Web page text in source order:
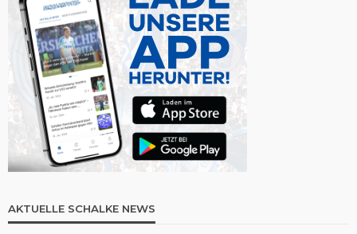
AKTUELLE SCHALKE NEWS